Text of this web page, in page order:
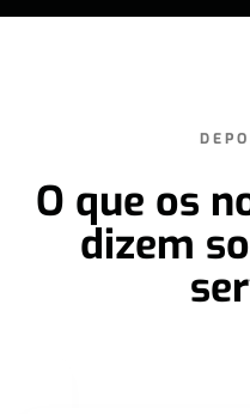
O que os
dizem